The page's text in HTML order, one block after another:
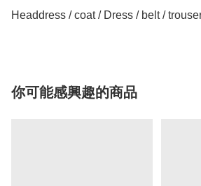
Headdress / coat / Dress / belt /
你可能感興趣的商品